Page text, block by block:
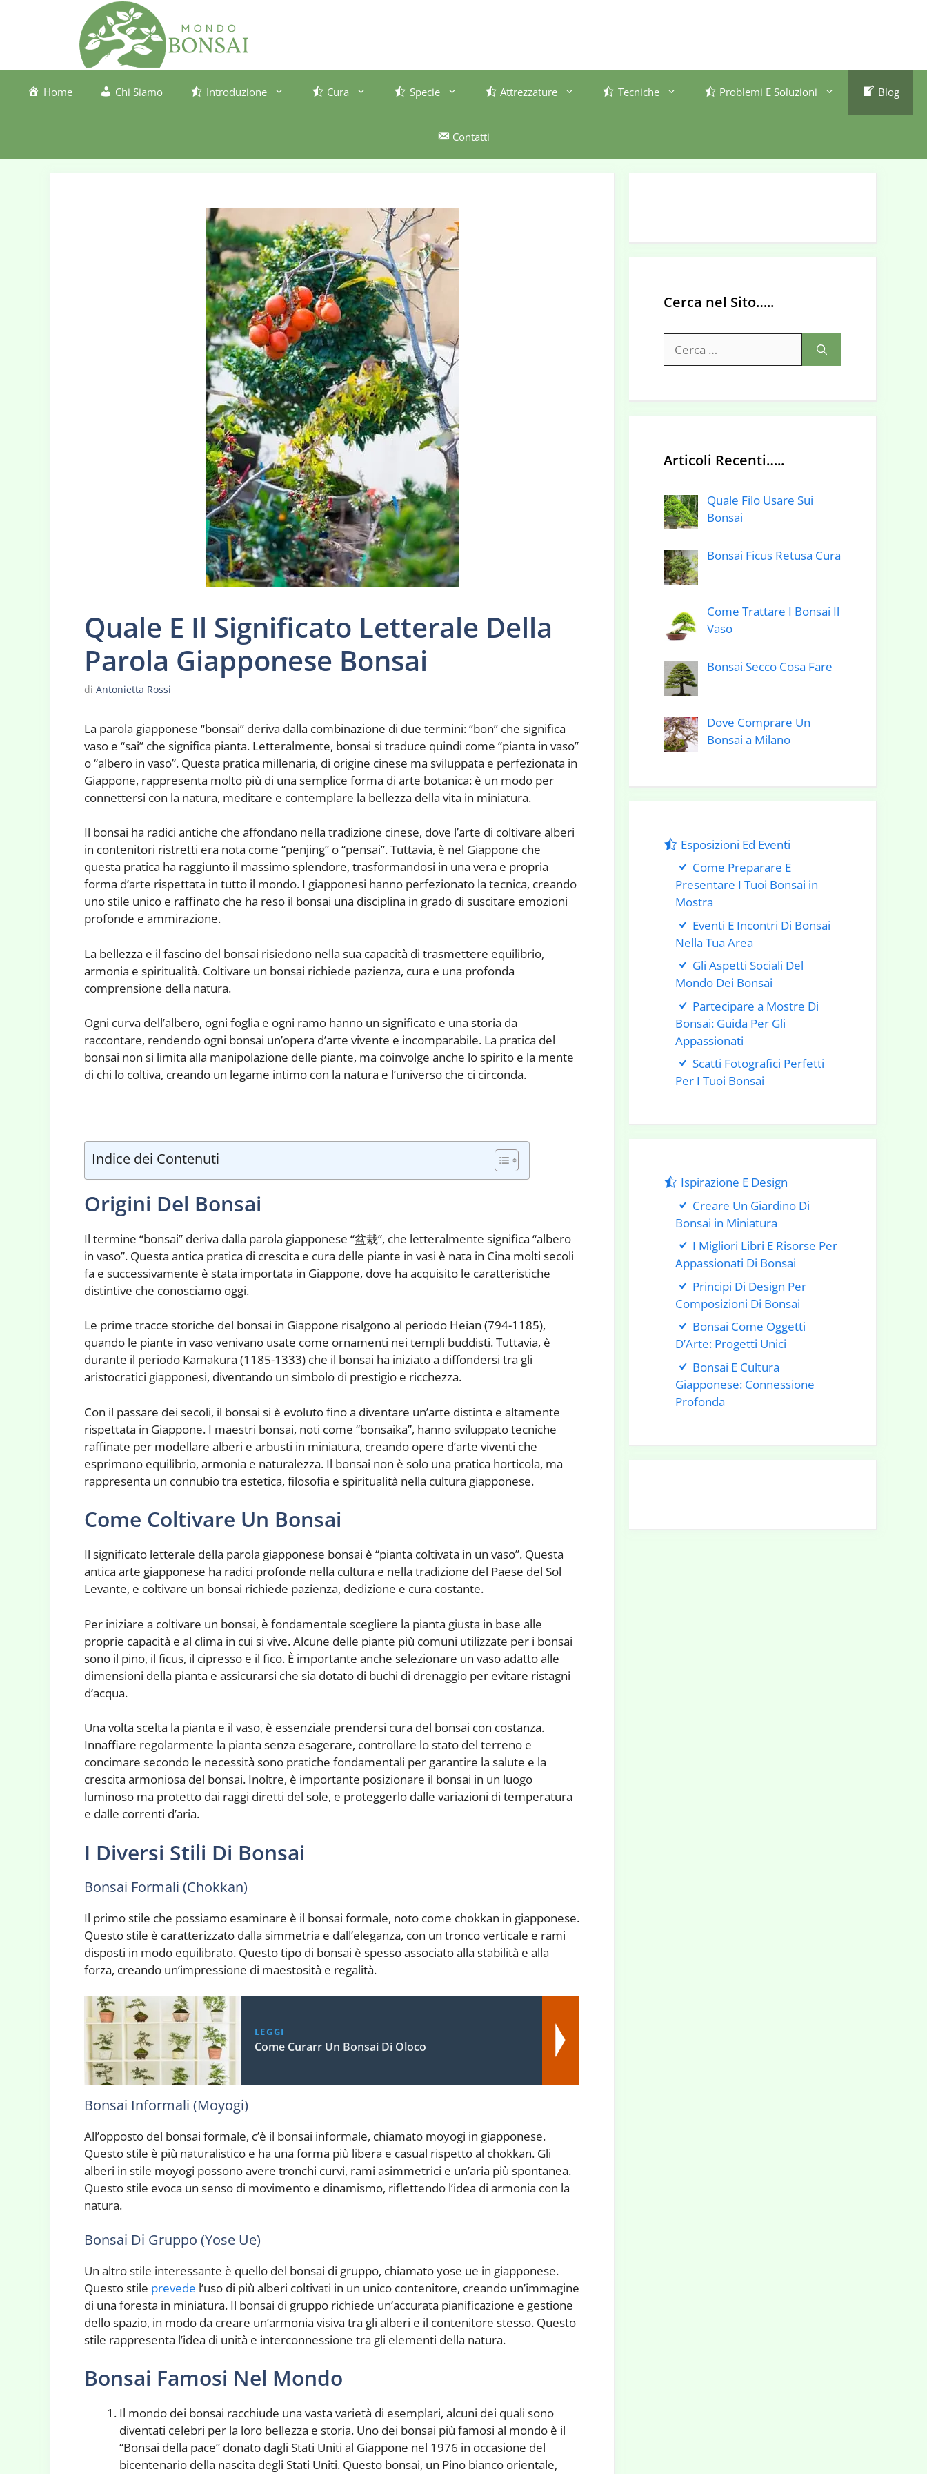
Home Chi Siamo Introduzione Cura Specie Attrezzature Tecniche Problemi E Soluzioni Blog
Contatti
Quale E Il Significato Letterale Della
Parola Giapponese Bonsai
di Antonietta Rossi
La parola giapponese “bonsai” deriva dalla combinazione di due termini: “bon” che significa
vaso e “sai” che significa pianta. Letteralmente, bonsai si traduce quindi come “pianta in vaso”
o “albero in vaso”. Questa pratica millenaria, di origine cinese ma sviluppata e perfezionata in
Giappone, rappresenta molto più di una semplice forma di arte botanica: è un modo per
connettersi con la natura, meditare e contemplare la bellezza della vita in miniatura.
Il bonsai ha radici antiche che affondano nella tradizione cinese, dove l’arte di coltivare alberi
in contenitori ristretti era nota come “penjing” o “pensai”. Tuttavia, è nel Giappone che
questa pratica ha raggiunto il massimo splendore, trasformandosi in una vera e propria
forma d’arte rispettata in tutto il mondo. I giapponesi hanno perfezionato la tecnica, creando
uno stile unico e raffinato che ha reso il bonsai una disciplina in grado di suscitare emozioni
profonde e ammirazione.
La bellezza e il fascino del bonsai risiedono nella sua capacità di trasmettere equilibrio,
armonia e spiritualità. Coltivare un bonsai richiede pazienza, cura e una profonda
comprensione della natura.
Ogni curva dell’albero, ogni foglia e ogni ramo hanno un significato e una storia da
raccontare, rendendo ogni bonsai un’opera d’arte vivente e incomparabile. La pratica del
bonsai non si limita alla manipolazione delle piante, ma coinvolge anche lo spirito e la mente
di chi lo coltiva, creando un legame intimo con la natura e l’universo che ci circonda.
Indice dei Contenuti
Origini Del Bonsai
Il termine “bonsai” deriva dalla parola giapponese “盆栽”, che letteralmente significa “albero
in vaso”. Questa antica pratica di crescita e cura delle piante in vasi è nata in Cina molti secoli
fa e successivamente è stata importata in Giappone, dove ha acquisito le caratteristiche
distintive che conosciamo oggi.
Le prime tracce storiche del bonsai in Giappone risalgono al periodo Heian (794-1185),
quando le piante in vaso venivano usate come ornamenti nei templi buddisti. Tuttavia, è
durante il periodo Kamakura (1185-1333) che il bonsai ha iniziato a diffondersi tra gli
aristocratici giapponesi, diventando un simbolo di prestigio e ricchezza.
Con il passare dei secoli, il bonsai si è evoluto fino a diventare un’arte distinta e altamente
rispettata in Giappone. I maestri bonsai, noti come “bonsaika”, hanno sviluppato tecniche
raffinate per modellare alberi e arbusti in miniatura, creando opere d’arte viventi che
esprimono equilibrio, armonia e naturalezza. Il bonsai non è solo una pratica horticola, ma
rappresenta un connubio tra estetica, filosofia e spiritualità nella cultura giapponese.
Come Coltivare Un Bonsai
Il significato letterale della parola giapponese bonsai è “pianta coltivata in un vaso”. Questa
antica arte giapponese ha radici profonde nella cultura e nella tradizione del Paese del Sol
Levante, e coltivare un bonsai richiede pazienza, dedizione e cura costante.
Per iniziare a coltivare un bonsai, è fondamentale scegliere la pianta giusta in base alle
proprie capacità e al clima in cui si vive. Alcune delle piante più comuni utilizzate per i bonsai
sono il pino, il ficus, il cipresso e il fico. È importante anche selezionare un vaso adatto alle
dimensioni della pianta e assicurarsi che sia dotato di buchi di drenaggio per evitare ristagni
d’acqua.
Una volta scelta la pianta e il vaso, è essenziale prendersi cura del bonsai con costanza.
Innaffiare regolarmente la pianta senza esagerare, controllare lo stato del terreno e
concimare secondo le necessità sono pratiche fondamentali per garantire la salute e la
crescita armoniosa del bonsai. Inoltre, è importante posizionare il bonsai in un luogo
luminoso ma protetto dai raggi diretti del sole, e proteggerlo dalle variazioni di temperatura
e dalle correnti d’aria.
I Diversi Stili Di Bonsai
Bonsai Formali (Chokkan)
Il primo stile che possiamo esaminare è il bonsai formale, noto come chokkan in giapponese.
Questo stile è caratterizzato dalla simmetria e dall’eleganza, con un tronco verticale e rami
disposti in modo equilibrato. Questo tipo di bonsai è spesso associato alla stabilità e alla
forza, creando un’impressione di maestosità e regalità.
LEGGI
Come Curarr Un Bonsai Di Oloco
Bonsai Informali (Moyogi)
All’opposto del bonsai formale, c’è il bonsai informale, chiamato moyogi in giapponese.
Questo stile è più naturalistico e ha una forma più libera e casual rispetto al chokkan. Gli
alberi in stile moyogi possono avere tronchi curvi, rami asimmetrici e un’aria più spontanea.
Questo stile evoca un senso di movimento e dinamismo, riflettendo l’idea di armonia con la
natura.
Bonsai Di Gruppo (Yose Ue)
Un altro stile interessante è quello del bonsai di gruppo, chiamato yose ue in giapponese.
Questo stile prevede l’uso di più alberi coltivati in un unico contenitore, creando un’immagine
di una foresta in miniatura. Il bonsai di gruppo richiede un’accurata pianificazione e gestione
dello spazio, in modo da creare un’armonia visiva tra gli alberi e il contenitore stesso. Questo
stile rappresenta l’idea di unità e interconnessione tra gli elementi della natura.
Bonsai Famosi Nel Mondo
Il mondo dei bonsai racchiude una vasta varietà di esemplari, alcuni dei quali sono
diventati celebri per la loro bellezza e storia. Uno dei bonsai più famosi al mondo è il
“Bonsai della pace” donato dagli Stati Uniti al Giappone nel 1976 in occasione del
bicentenario della nascita degli Stati Uniti. Questo bonsai, un Pino bianco orientale,
Cerca nel Sito…..
per:
Articoli Recenti…..
Quale Filo Usare Sui
Bonsai
Bonsai Ficus Retusa Cura
Come Trattare I Bonsai Il
Vaso
Bonsai Secco Cosa Fare
Dove Comprare Un
Bonsai a Milano
Esposizioni Ed Eventi
Come Preparare E
Presentare I Tuoi Bonsai in
Mostra
Eventi E Incontri Di Bonsai
Nella Tua Area
Gli Aspetti Sociali Del
Mondo Dei Bonsai
Partecipare a Mostre Di
Bonsai: Guida Per Gli
Appassionati
Scatti Fotografici Perfetti
Per I Tuoi Bonsai
Ispirazione E Design
Creare Un Giardino Di
Bonsai in Miniatura
I Migliori Libri E Risorse Per
Appassionati Di Bonsai
Principi Di Design Per
Composizioni Di Bonsai
Bonsai Come Oggetti
D’Arte: Progetti Unici
Bonsai E Cultura
Giapponese: Connessione
Profonda